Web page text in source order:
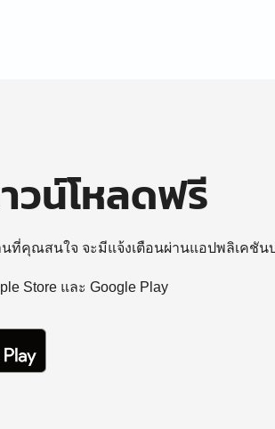
วน์โหลดฟรี
นที่คุณสนใจ จะมีแจ้งเตือนผ่านแอปพลิเคชั
Store และ Google Play